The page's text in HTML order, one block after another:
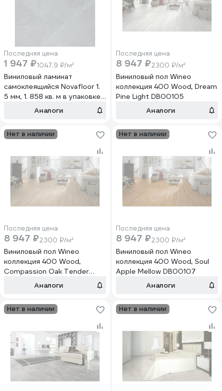
Последняя цена
1 947 ₽1047.9 ₽/м²
Виниловый ламинат
самоклеящийся Novafloor 1.
5 мм, 1. 858 кв. м в упаковке,
S-29 БетонАналоги
Последняя цена
8 947 ₽2300 ₽/м²
Виниловый пол Wineo
коллекция 400 Wood, Dream
Pine Light DB00105
Аналоги
Нет в наличии
Последняя цена
8 947 ₽2300 ₽/м²
Виниловый пол Wineo
коллекция 400 Wood,
Compassion Oak Tender
DB00109Аналоги
Нет в наличии
Последняя цена
8 947 ₽2300 ₽/м²
Виниловый пол Wineo
коллекция 400 Wood, Soul
Apple Mellow DB00107
Аналоги
Нет в наличии Нет в наличии